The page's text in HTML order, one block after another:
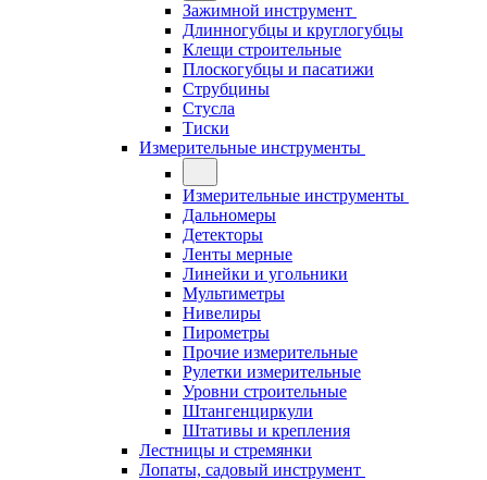
Зажимной инструмент
Длинногубцы и круглогубцы
Клещи строительные
Плоскогубцы и пасатижи
Струбцины
Стусла
Тиски
Измерительные инструменты
Измерительные инструменты
Дальномеры
Детекторы
Ленты мерные
Линейки и угольники
Мультиметры
Нивелиры
Пирометры
Прочие измерительные
Рулетки измерительные
Уровни строительные
Штангенциркули
Штативы и крепления
Лестницы и стремянки
Лопаты, садовый инструмент